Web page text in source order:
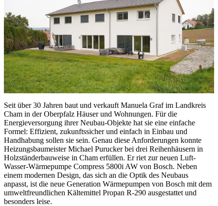
Seit über 30 Jahren baut und verkauft Manuela Graf im Landkreis
Cham in der Oberpfalz Häuser und Wohnungen. Für die
Energieversorgung ihrer Neubau-Objekte hat sie eine einfache
Formel: Effizient, zukunftssicher und einfach in Einbau und
Handhabung sollen sie sein. Genau diese Anforderungen konnte
Heizungsbaumeister Michael Purucker bei drei Reihenhäusern in
Holzständerbauweise in Cham erfüllen. Er riet zur neuen Luft-
Wasser-Wärmepumpe Compress 5800i AW von Bosch. Neben
einem modernen Design, das sich an die Optik des Neubaus
anpasst, ist die neue Generation Wärmepumpen von Bosch mit dem
umweltfreundlichen Kältemittel Propan R-290 ausgestattet und
besonders leise.